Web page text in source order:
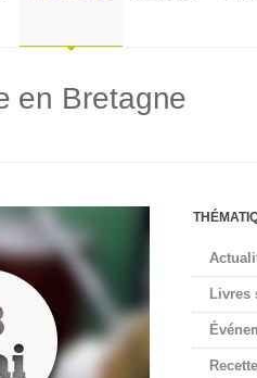
en Bretagne
Livres